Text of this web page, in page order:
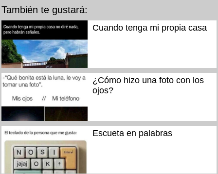
También te gustará:
Cuando tenga mi propia casa
¿Cómo hizo una foto con los
ojos?
Escueta en palabras